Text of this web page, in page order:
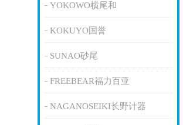
YOKOWO横尾和
KOKUYO国誉
SUNAO砂尾
FREEBEAR福力百亚
NAGANOSEIKI长野计器